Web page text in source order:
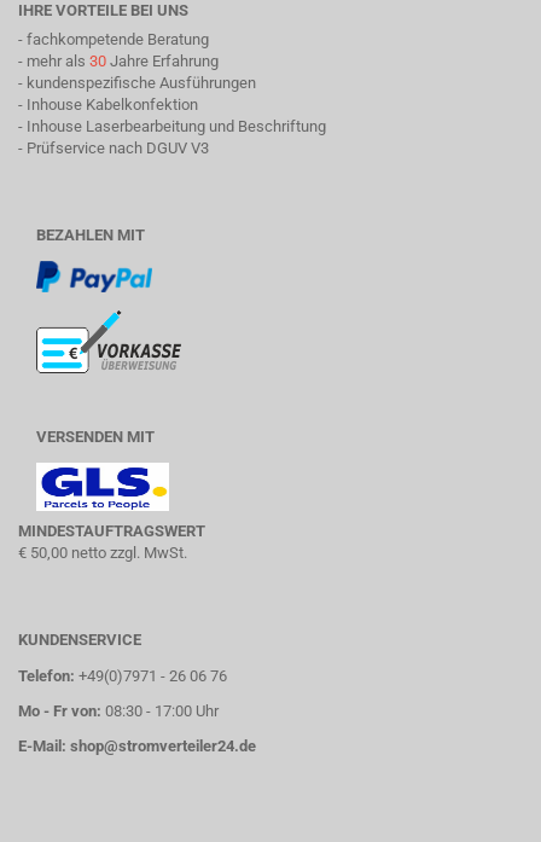
IHRE VORTEILE BEI UNS
- fachkompetende Beratung
- mehr als 30 Jahre Erfahrung
- kundenspezifische Ausführungen
- Inhouse Kabelkonfektion
- Inhouse Laserbearbeitung und Beschriftung
- Prüfservice nach DGUV V3
BEZAHLEN MIT
VERSENDEN MIT
MINDESTAUFTRAGSWERT
€ 50,00 netto zzgl. MwSt.
KUNDENSERVICE
Telefon: +49(0)7971 - 26 06 76
Mo - Fr von: 08:30 - 17:00 Uhr
E-Mail: shop@stromverteiler24.de